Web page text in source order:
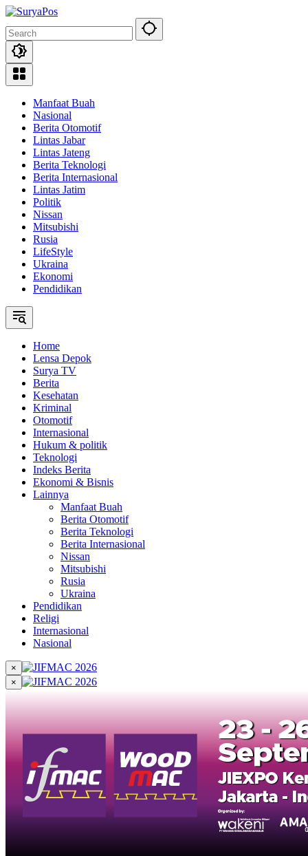
Skip
content
Manfaat Buah
Nasional
Berita Otomotif
Lintas Jabar
Lintas Jateng
Berita Teknologi
Berita Internasional
Lintas Jatim
Politik
Nissan
Mitsubishi
Rusia
LifeStyle
Ukraina
Ekonomi
Pendidikan
Home
Lensa Depok
Surya TV
Berita
Kesehatan
Kriminal
Otomotif
Internasional
Hukum & politik
Teknologi
Indeks Berita
Ekonomi & Bisnis
Lainnya
Manfaat Buah
Berita Otomotif
Berita Teknologi
Berita Internasional
Nissan
Mitsubishi
Rusia
Ukraina
Pendidikan
Religi
Internasional
Nasional
×
×